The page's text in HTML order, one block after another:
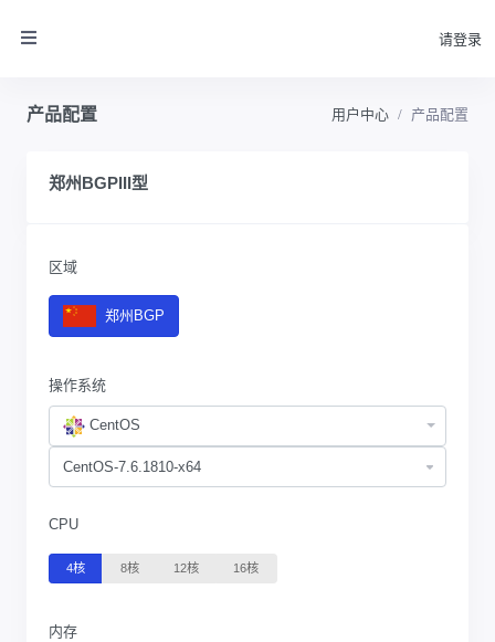
请登录
产品配置 用户中心 产品配置
郑州BGPIII型
区域
郑州BGP
操作系统
CentOS
CPU
4核 8核 12核 16核
内存